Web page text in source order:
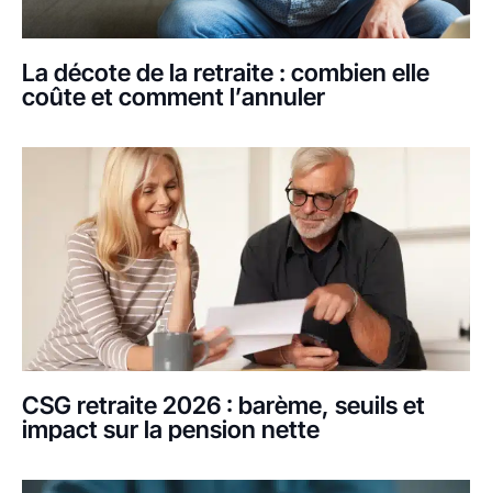
La décote de la retraite : combien elle
coûte et comment l’annuler
CSG retraite 2026 : barème, seuils et
impact sur la pension nette